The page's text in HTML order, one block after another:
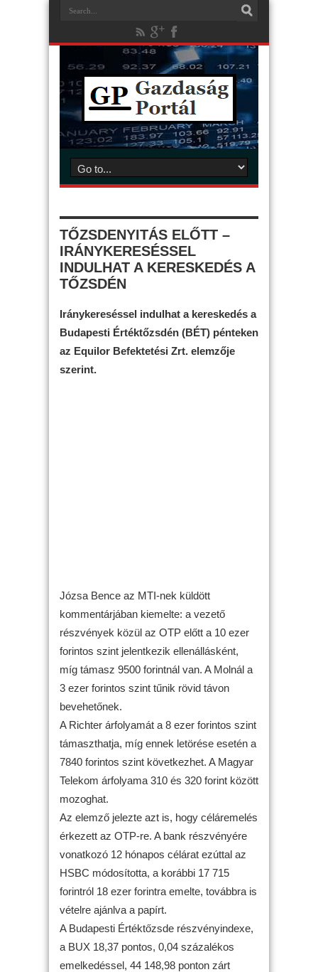
TŐZSDENYITÁS ELŐTT –
IRÁNYKERESÉSSEL
INDULHAT A KERESKEDÉS A
TŐZSDÉN
Iránykereséssel indulhat a kereskedés a
Budapesti Értéktőzsdén (BÉT) pénteken
az Equilor Befektetési Zrt. elemzője
szerint.
Józsa Bence az MTI-nek küldött
kommentárjában kiemelte: a vezető
részvények közül az OTP előtt a 10 ezer
forintos szint jelentkezik ellenállásként,
míg támasz 9500 forintnál van. A Molnál a
3 ezer forintos szint tűnik rövid távon
bevehetőnek.
A Richter árfolyamát a 8 ezer forintos szint
támaszthatja, míg ennek letörése esetén a
7840 forintos szint következhet. A Magyar
Telekom árfolyama 310 és 320 forint között
mozoghat.
Az elemző jelezte azt is, hogy céláremelés
érkezett az OTP-re. A bank részvényére
vonatkozó 12 hónapos célárat ezúttal az
HSBC módosította, a korábbi 17 715
forintról 18 ezer forintra emelte, továbbra is
vételre ajánlva a papírt.
A Budapesti Értéktőzsde részvényindexe,
a BUX 18,37 pontos, 0,04 százalékos
emelkedéssel, 44 148,98 ponton zárt